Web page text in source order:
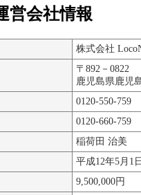
会社情報
株式会社
〒892－0822
鹿児島県鹿児
0120-550-759
0120-660-759
稲荷田 治美
平成12年5月1日
9,500,000円